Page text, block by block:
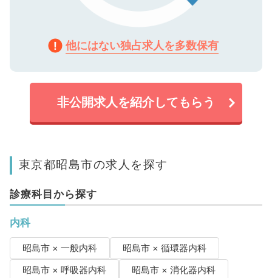
他にはない独占求人を多数保有
非公開求人を紹介してもらう
東京都昭島市の求人を探す
診療科目から探す
内科
昭島市 × 一般内科
昭島市 × 循環器内科
昭島市 × 呼吸器内科
昭島市 × 消化器内科